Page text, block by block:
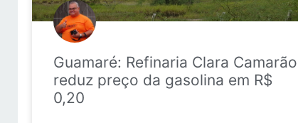
Guamaré: Refinaria Clara Camarão
reduz preço da gasolina em R$
0,20